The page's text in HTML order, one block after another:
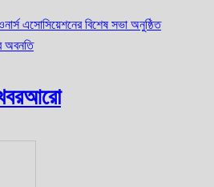
এসোসিয়েশনের বিশেষ সভা অনুষ্ঠিত
অবনতি
আরো